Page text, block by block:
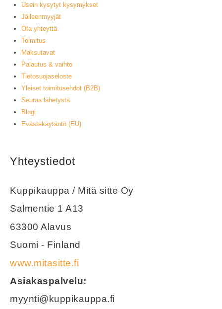
Usein kysytyt kysymykset
Jälleenmyyjät
Ota yhteyttä
Toimitus
Maksutavat
Palautus & vaihto
Tietosuojaseloste
Yleiset toimitusehdot (B2B)
Seuraa lähetystä
Blogi
Evästekäytäntö (EU)
Yhteystiedot
Kuppikauppa / Mitä sitte Oy
Salmentie 1 A13
63300 Alavus
Suomi - Finland
www.mitasitte.fi
Asiakaspalvelu:
myynti@kuppikauppa.fi